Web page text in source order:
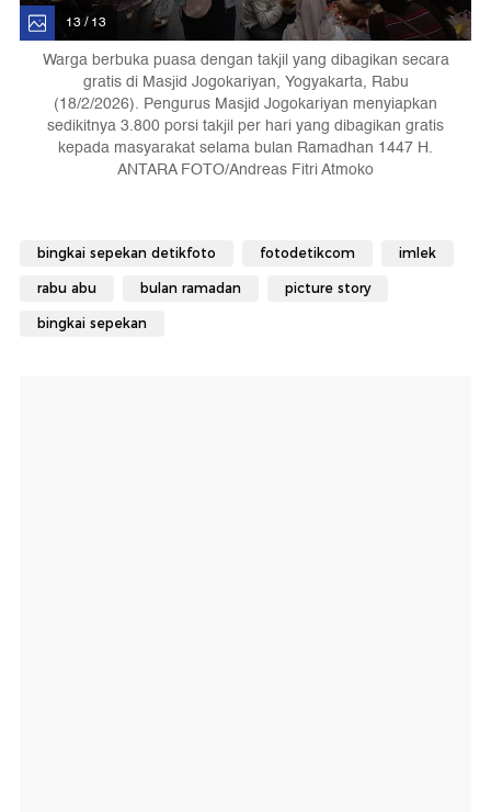
13 / 13
Warga berbuka puasa dengan takjil yang dibagikan secara
gratis di Masjid Jogokariyan, Yogyakarta, Rabu
(18/2/2026). Pengurus Masjid Jogokariyan menyiapkan
sedikitnya 3.800 porsi takjil per hari yang dibagikan gratis
kepada masyarakat selama bulan Ramadhan 1447 H.
ANTARA FOTO/Andreas Fitri Atmoko
bingkai sepekan detikfoto fotodetikcom imlek
rabu abu bulan ramadan picture story
bingkai sepekan